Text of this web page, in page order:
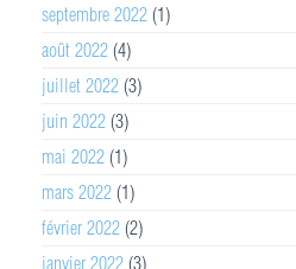
septembre 2022 (1)
août 2022 (4)
juillet 2022 (3)
juin 2022 (3)
mai 2022 (1)
mars 2022 (1)
février 2022 (2)
janvier 2022 (3)